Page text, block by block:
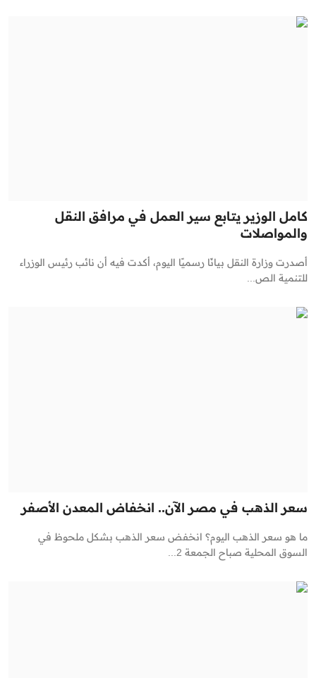
كامل الوزير يتابع سير العمل في مرافق النقل
والمواصلات
أصدرت وزارة النقل بيانًا رسميًا اليوم، أكدت فيه أن نائب رئيس الوزراء
للتنمية الص...
سعر الذهب في مصر الآن.. انخفاض المعدن الأصفر
ما هو سعر الذهب اليوم؟ انخفض سعر الذهب بشكل ملحوظ في
السوق المحلية صباح الجمعة 2...